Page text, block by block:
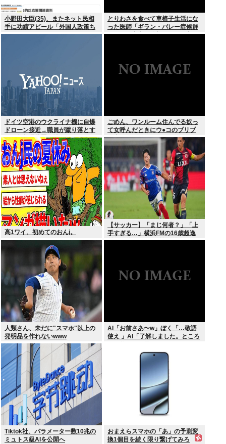
小野田大臣(35)、またネット民相
手に功績アピール「外国人政策ち
ゃんとやってます」www
とりわさを食べて車椅子生活にな
った医師「ギラン・バレー症候群
になって本当に絶望。死んだ方が
ドイツ空港のウクライナ機に自爆
ドローン接近→職員が蹴り落とす
→偶然起爆装置が壊れセーフ
ごめん、ワンルーム住んでる奴っ
て女呼んだときにウ●コのブリブ
リ音どうしてんの？？
高1ワイ、初めてのおんj。
【サッカー】「まじ何者？」「上
手すぎる…」横浜FMの16歳超逸
材が開幕Jデビュー戦で魅せた”衝
人類さん、未だに"スマホ"以上の
発明品を作れないwww
AI「お前さあ〜w」ぼく「…敬語
使え 」AI「了解しました。ところ
Tiktok社、パラメーター数10兆の
ミュトス級AIを公開へ
おまえらスマホの「あ」の予測変
換1個目を続く限り繋げてみろ